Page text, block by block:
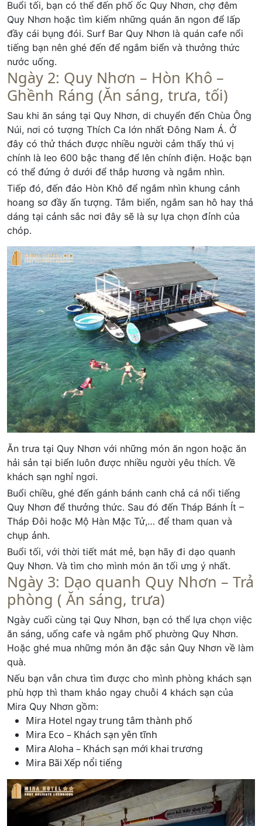
Buổi tối, bạn có thể đến phố ốc Quy Nhơn, chợ đêm
Quy Nhơn hoặc tìm kiếm những quán ăn ngon để lấp
đầy cái bụng đói. Surf Bar Quy Nhơn là quán cafe nổi
tiếng bạn nên ghé đến để ngắm biển và thưởng thức
nước uống.
Ngày 2: Quy Nhơn – Hòn Khô –
Ghềnh Ráng (Ăn sáng, trưa, tối)
Sau khi ăn sáng tại Quy Nhơn, di chuyển đến Chùa Ông
Núi, nơi có tượng Thích Ca lớn nhất Đông Nam Á. Ở
đây có thử thách được nhiều người cảm thấy thú vị
chính là leo 600 bậc thang để lên chính điện. Hoặc bạn
có thể đứng ở dưới để thắp hương và ngắm nhìn.
Tiếp đó, đến đảo Hòn Khô để ngắm nhìn khung cảnh
hoang sơ đầy ấn tượng. Tắm biển, ngắm san hô hay thả
dáng tại cảnh sắc nơi đây sẽ là sự lựa chọn đỉnh của
chóp.
Ăn trưa tại Quy Nhơn với những món ăn ngon hoặc ăn
hải sản tại biển luôn được nhiều người yêu thích. Về
khách sạn nghỉ ngơi.
Buổi chiều, ghé đến gánh bánh canh chả cá nổi tiếng
Quy Nhơn để thưởng thức. Sau đó đến Tháp Bánh Ít –
Tháp Đôi hoặc Mộ Hàn Mặc Tử,… để tham quan và
chụp ảnh.
Buổi tối, với thời tiết mát mẻ, bạn hãy đi dạo quanh
Quy Nhơn. Và tìm cho mình món ăn tối ưng ý nhất.
Ngày 3: Dạo quanh Quy Nhơn – Trả
phòng ( Ăn sáng, trưa)
Ngày cuối cùng tại Quy Nhơn, bạn có thể lựa chọn việc
ăn sáng, uống cafe và ngắm phố phường Quy Nhơn.
Hoặc ghé mua những món ăn đặc sản Quy Nhơn về làm
quà.
Nếu bạn vẫn chưa tìm được cho mình phòng khách sạn
phù hợp thì tham khảo ngay chuỗi 4 khách sạn của
Mira Quy Nhơn gồm:
Mira Hotel ngay trung tâm thành phố
Mira Eco – Khách sạn yên tĩnh
Mira Aloha – Khách sạn mới khai trương
Mira Bãi Xếp nổi tiếng